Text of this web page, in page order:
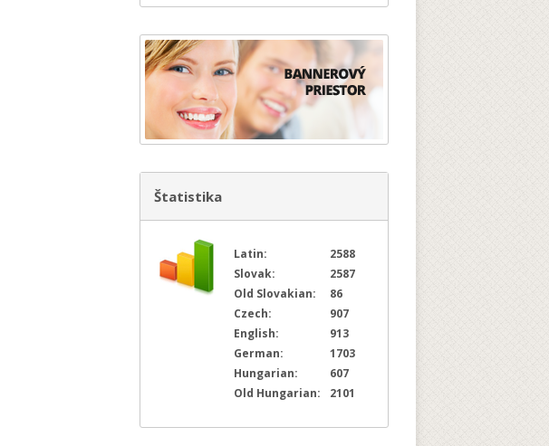
Štatistika
Latin:
2588
Slovak:
2587
Old Slovakian:
86
Czech:
907
English:
913
German:
1703
Hungarian:
607
Old Hungarian:
2101